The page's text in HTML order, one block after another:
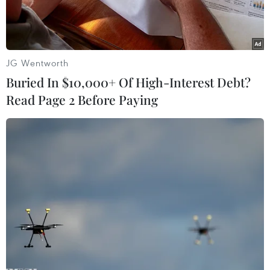
Cơ quan Thời tiết Quốc gia Mỹ (NWS) dự báo
25% dân số nước Mỹ đối mặt với nắng nóng
JG Wentworth
Buried In $10,000+ Of High-Interest Debt?
Read Page 2 Before Paying